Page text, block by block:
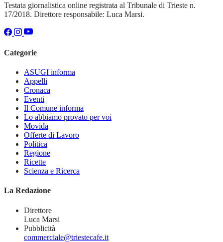
Testata giornalistica online registrata al Tribunale di Trieste n.
17/2018. Direttore responsabile: Luca Marsi.
Categorie
ASUGI informa
Appelli
Cronaca
Eventi
Il Comune informa
Lo abbiamo provato per voi
Movida
Offerte di Lavoro
Politica
Regione
Ricette
Scienza e Ricerca
La Redazione
Direttore
Luca Marsi
Pubblicità
commerciale@triestecafe.it